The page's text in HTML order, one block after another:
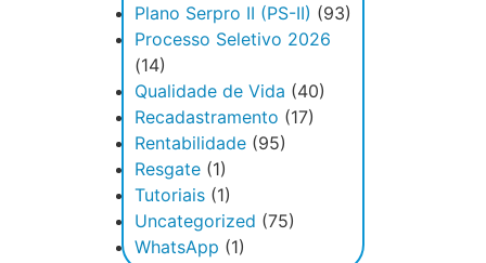
Plano Serpro II (PS-II) (93)
Processo Seletivo 2026
(14)
Qualidade de Vida (40)
Recadastramento (17)
Rentabilidade (95)
Resgate (1)
Tutoriais (1)
Uncategorized (75)
WhatsApp (1)